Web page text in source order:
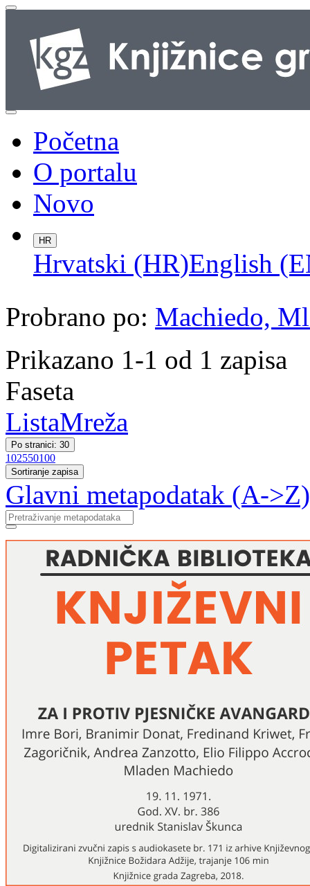
Početna
O portalu
Novo
HR
Hrvatski (HR)English
Probrano po: Machiedo,
Prikazano 1-1 od 1 zapisa
Faseta
ListaMreža
Po stranici: 30
102550100
Sortiranje zapisa
Glavni metapodatak (A->Z)